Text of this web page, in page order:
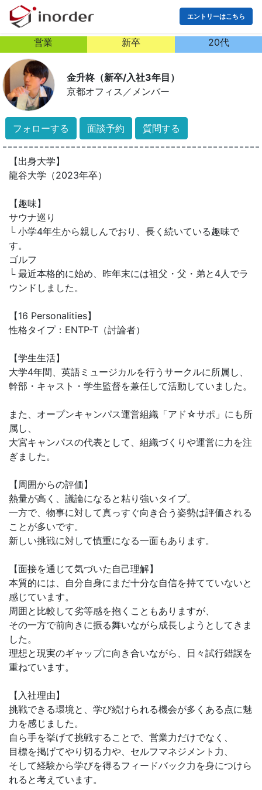
エントリーはこちら
営業 新卒 20代
金升柊（新卒/入社3年目）
京都オフィス ／ メンバー
フォローする 面談予約 質問する
【出身大学】
龍谷大学（2023年卒）
【趣味】
サウナ巡り
└ 小学4年生から親しんでおり、長く続いている趣味で
す。
ゴルフ
└ 最近本格的に始め、昨年末には祖父・父・弟と4人でラ
ウンドしました。
【16 Personalities】
性格タイプ：ENTP-T（討論者）
【学生生活】
大学4年間、英語ミュージカルを行うサークルに所属し、
幹部・キャスト・学生監督を兼任して活動していました。
また、オープンキャンパス運営組織「アド☆サポ」にも所
属し、
大宮キャンパスの代表として、組織づくりや運営に力を注
ぎました。
【周囲からの評価】
熱量が高く、議論になると粘り強いタイプ。
一方で、物事に対して真っすぐ向き合う姿勢は評価される
ことが多いです。
新しい挑戦に対して慎重になる一面もあります。
【面接を通じて気づいた自己理解】
本質的には、自分自身にまだ十分な自信を持てていないと
感じています。
周囲と比較して劣等感を抱くこともありますが、
その一方で前向きに振る舞いながら成長しようとしてきま
した。
理想と現実のギャップに向き合いながら、日々試行錯誤を
重ねています。
【入社理由】
挑戦できる環境と、学び続けられる機会が多くある点に魅
力を感じました。
自ら手を挙げて挑戦することで、営業力だけでなく、
目標を掲げてやり切る力や、セルフマネジメント力、
そして経験から学びを得るフィードバック力を身につけら
れると考えています。